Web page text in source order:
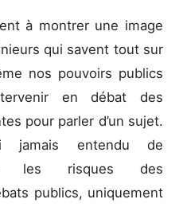
à montrer une image
qui savent tout sur
nos pouvoirs publics
en débat des
pour parler d’un sujet.
jamais entendu de
les risques des
publics, uniquement